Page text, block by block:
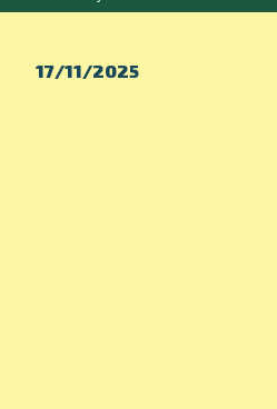
17/11/2025